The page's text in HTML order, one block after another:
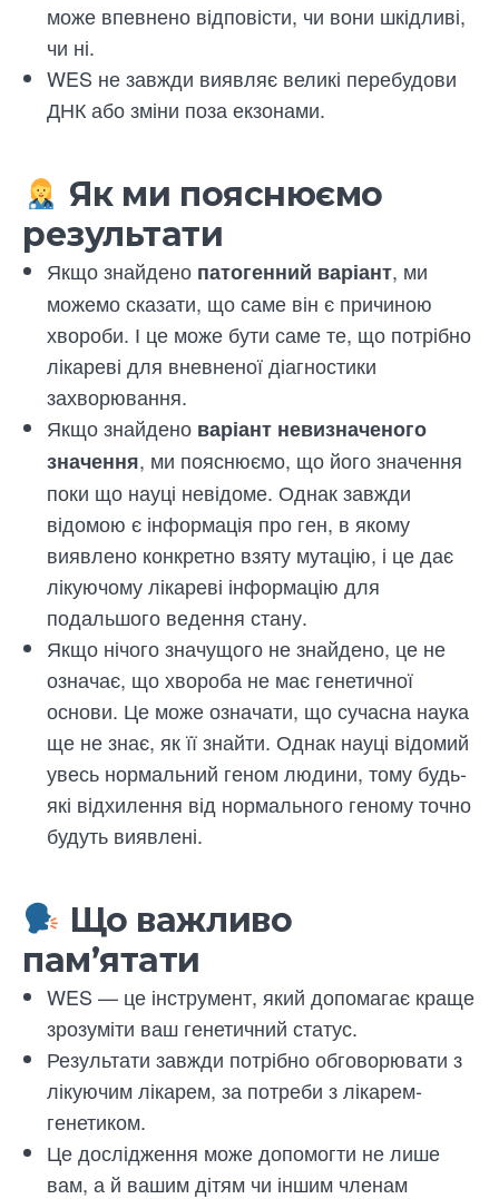
може впевнено відповісти, чи вони шкідливі,
чи ні.
WES не завжди виявляє великі перебудови
ДНК або зміни поза екзонами.
Як ми пояснюємо
результати
Якщо знайдено патогенний варіант, ми
можемо сказати, що саме він є причиною
хвороби. І це може бути саме те, що потрібно
лікареві для вневненої діагностики
захворювання.
Якщо знайдено варіант невизначеного
значення, ми пояснюємо, що його значення
поки що науці невідоме. Однак завжди
відомою є інформація про ген, в якому
виявлено конкретно взяту мутацію, і це дає
лікуючому лікареві інформацію для
подальшого ведення стану.
Якщо нічого значущого не знайдено, це не
означає, що хвороба не має генетичної
основи. Це може означати, що сучасна наука
ще не знає, як її знайти. Однак науці відомий
увесь нормальний геном людини, тому будь-
які відхилення від нормального геному точно
будуть виявлені.
Що важливо
пам’ятати
WES — це інструмент, який допомагає краще
зрозуміти ваш генетичний статус.
Результати завжди потрібно обговорювати з
лікуючим лікарем, за потреби з лікарем-
генетиком.
Це дослідження може допомогти не лише
вам, а й вашим дітям чи іншим членам